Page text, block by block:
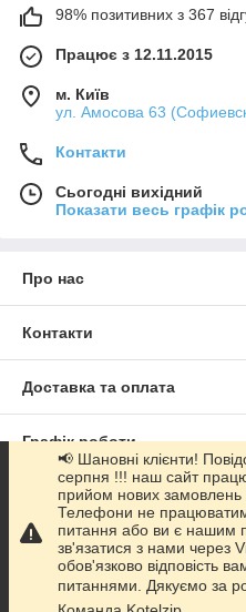
98% позитивних з 367
Працює з 12.11.2015
м. Київ
ул. Амосова 63
Контакти
Сьогодні вихідний
Показати весь графік
Про нас
Контакти
Доставка та оплата
Графік роботи
Повна версія сайту
Сайт створено на
Політика конфіденційності
📢 Шановні клієнти!
серпня !!! наш сайт
прийом нових замовлень
Телефони не
питання або ви є нашим
зв'язатися з нами
обов'язково відповість
питаннями. Дякуємо за